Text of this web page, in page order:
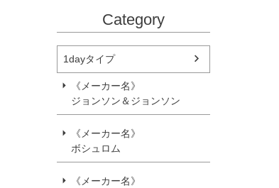
Category
1dayタイプ
《メーカー名》
ジョンソン＆ジョンソン
《メーカー名》
ボシュロム
《メーカー名》